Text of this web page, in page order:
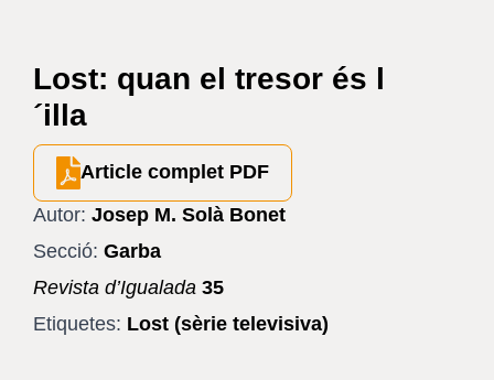
Lost: quan el tresor és l
´illa
Article complet PDF
Autor: Josep M. Solà Bonet
Secció: Garba
Revista d’Igualada 35
Etiquetes: Lost (sèrie televisiva)